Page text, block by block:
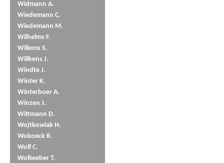
Widmann A.
Wiedemann C.
Wiedemann M.
Wilhelms F.
Willems S.
Willkens J.
Windte J.
Winter K.
Winterboer A.
Winzen J.
Wittmann D.
Wojtkowiak H.
Wokoeck R.
Wolf C.
Wollweber T.